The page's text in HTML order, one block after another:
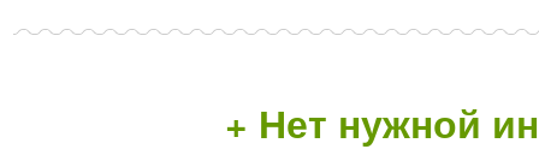
+ Нет нужной